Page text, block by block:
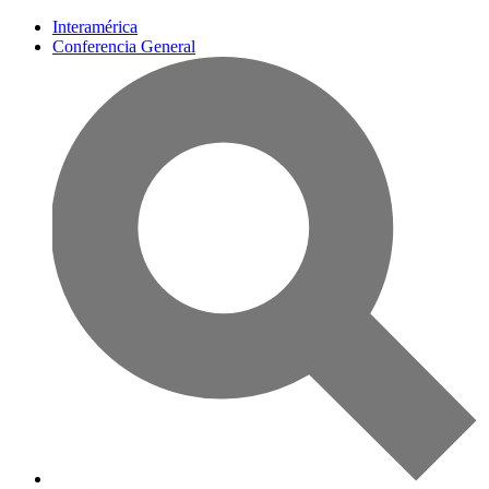
Interamérica
Conferencia General